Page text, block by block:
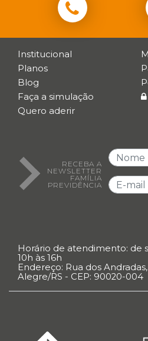
Institucional
Planos
Blog
Faça a simulação
Quero aderir
RECEBA A
NEWSLETTER
FAMÍLIA
PREVIDÊNCIA
Horário de atendimento: de
10h às 16h
Endereço: Rua dos
Alegre/RS - CEP: 90020-004